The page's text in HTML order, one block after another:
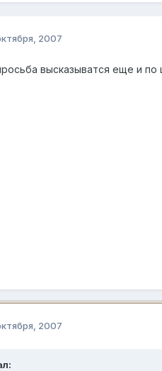
2007
высказыватся еще и по
2007